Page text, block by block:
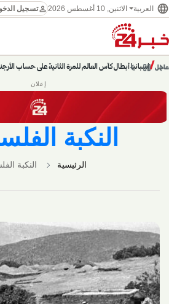
language العربية الاثنين, 10 أغسطس 2026 personتسجيل
عاجل/إسبانيا أبطال كأس العالم للمرة الثانية على حساب chevron_right
pause
chevron_left
إعلان
النكبة
الرئيسية النكبة